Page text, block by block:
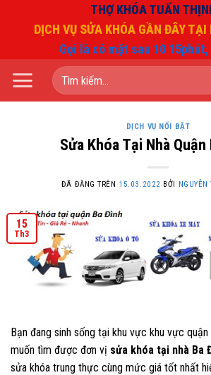
dung
THỢ KHÓA TUẤN
DỊCH VỤ SỬA KHÓA GẦN ĐÂY TẠI
Gọi là có mặt sau 10
Tìm
kiếm:
DỊCH VỤ NỔI BẬT
Sửa Khóa Tại Nhà
ĐÃ ĐĂNG TRÊN 15.03.2022 BỞI
15
Th3
Bạn đang sinh sống tại khu vực khu vực
muốn tìm được đơn vị sửa khóa tại nhà Ba
sửa khóa trung thực cùng mức giá tốt nhất